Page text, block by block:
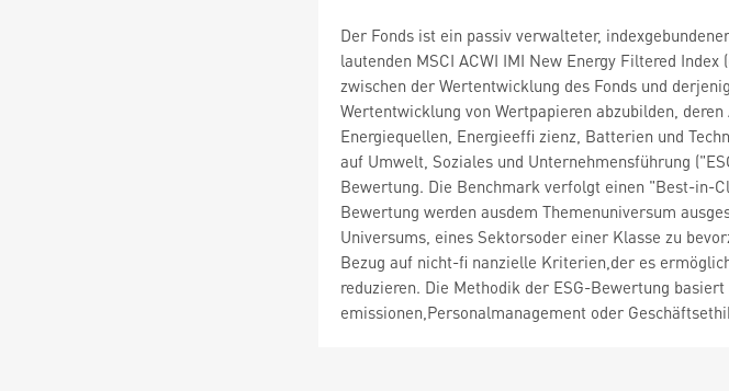
Der Fonds ist ein passiv verwalteter,
lautenden MSCI ACWI IMI New Energy Filtered
zwischen der Wertentwicklung des Fonds und
Wertentwicklung von Wertpapieren abzubilden,
Energiequellen, Energieeffi zienz, Batterien und
auf Umwelt, Soziales und Unternehmensführung
Bewertung. Die Benchmark verfolgt einen "Best-in-
Bewertung werden ausdem Themenuniversum
Universums, eines Sektorsoder einer Klasse zu
Bezug auf nicht-fi nanzielle Kriterien,der es
reduzieren. Die Methodik der ESG-Bewertung
emissionen,Personalmanagement oder